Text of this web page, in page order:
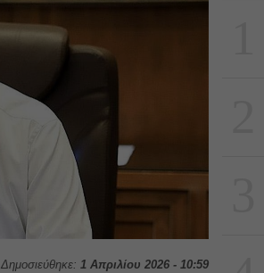
Δημοσιεύθηκε: 1 Απριλίου 2026 - 10:59